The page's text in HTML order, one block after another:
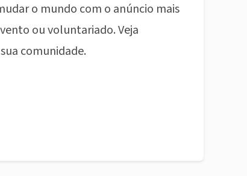
o mundo com o anúncio mais
ou voluntariado. Veja
comunidade.